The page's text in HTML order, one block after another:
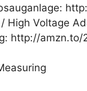
High Voltage
http://amzn.to/